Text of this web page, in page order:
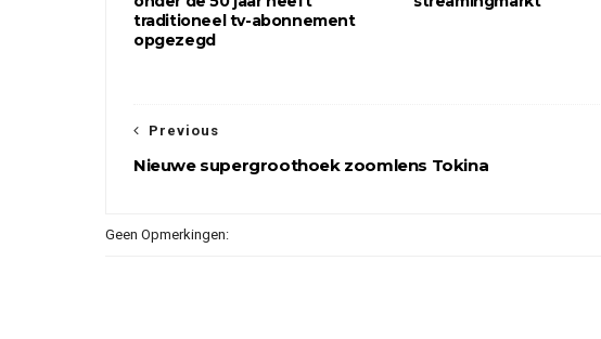
traditioneel tv-abonnement
opgezegd
Previous
Nieuwe supergroothoek zoomlens Tokina
Geen Opmerkingen: